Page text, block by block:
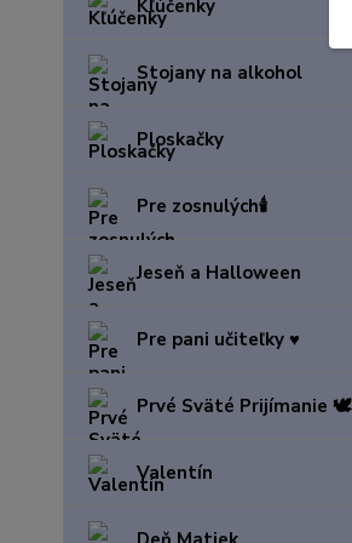
Kľúčenky
Stojany na alkohol
Ploskačky
Pre zosnulých🕯️
Jeseň a Halloween
Pre pani učiteľky ♥️
Prvé Sväté Prijímanie 🕊️
Valentín